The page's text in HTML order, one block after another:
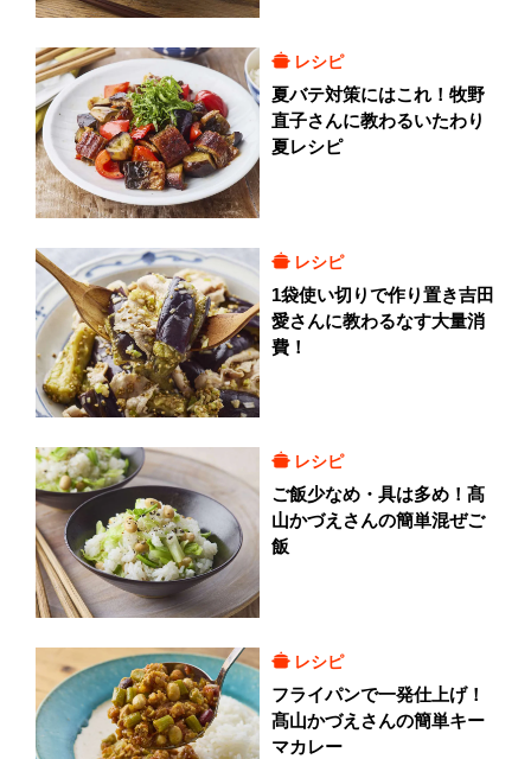
レシピ
夏バテ対策にはこれ！牧野
直子さんに教わるいたわり
夏レシピ
レシピ
1袋使い切りで作り置き吉田
愛さんに教わるなす大量消
費！
レシピ
ご飯少なめ・具は多め！髙
山かづえさんの簡単混ぜご
飯
レシピ
フライパンで一発仕上げ！
髙山かづえさんの簡単キー
マカレー